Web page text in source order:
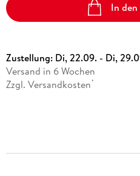
In
Zustellung: Di, 22.09. - Di,
Versand in 6 Wochen
Zzgl. Versandkosten *